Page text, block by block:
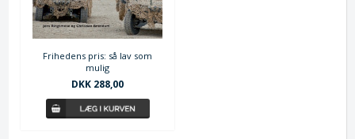
Frihedens pris: så lav som
mulig
DKK 288,00